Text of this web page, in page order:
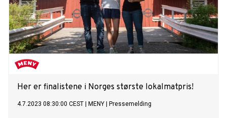
Her er finalistene i Norges største lokalmatpris!
4.7.2023 08:30:00 CEST MENY Pressemelding